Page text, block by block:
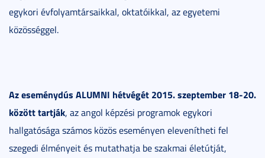
egykori évfolyamtársaikkal, oktatóikkal, az egyetemi
közösséggel.
Az eseménydús ALUMNI hétvégét 2015. szeptember 18-20.
között tartják, az angol képzési programok egykori
hallgatósága számos közös eseményen elevenítheti fel
szegedi élményeit és mutathatja be szakmai életútját,